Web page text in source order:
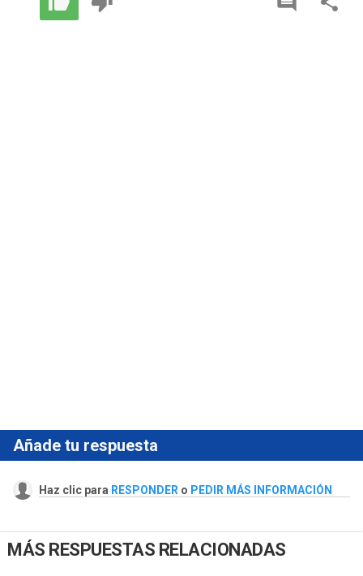
Añade tu respuesta
Haz clic para RESPONDER o PEDIR MÁS INFORMACIÓN
MÁS RESPUESTAS RELACIONADAS